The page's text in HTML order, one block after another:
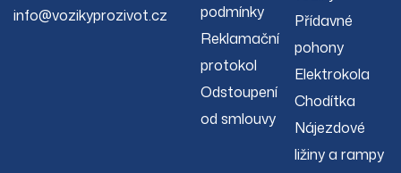
info@vozikyprozivot.cz
podmínky
Reklamační
protokol
Odstoupení
od smlouvy
Přídavné
pohony
Elektrokola
Chodítka
Nájezdové
ližiny a rampy